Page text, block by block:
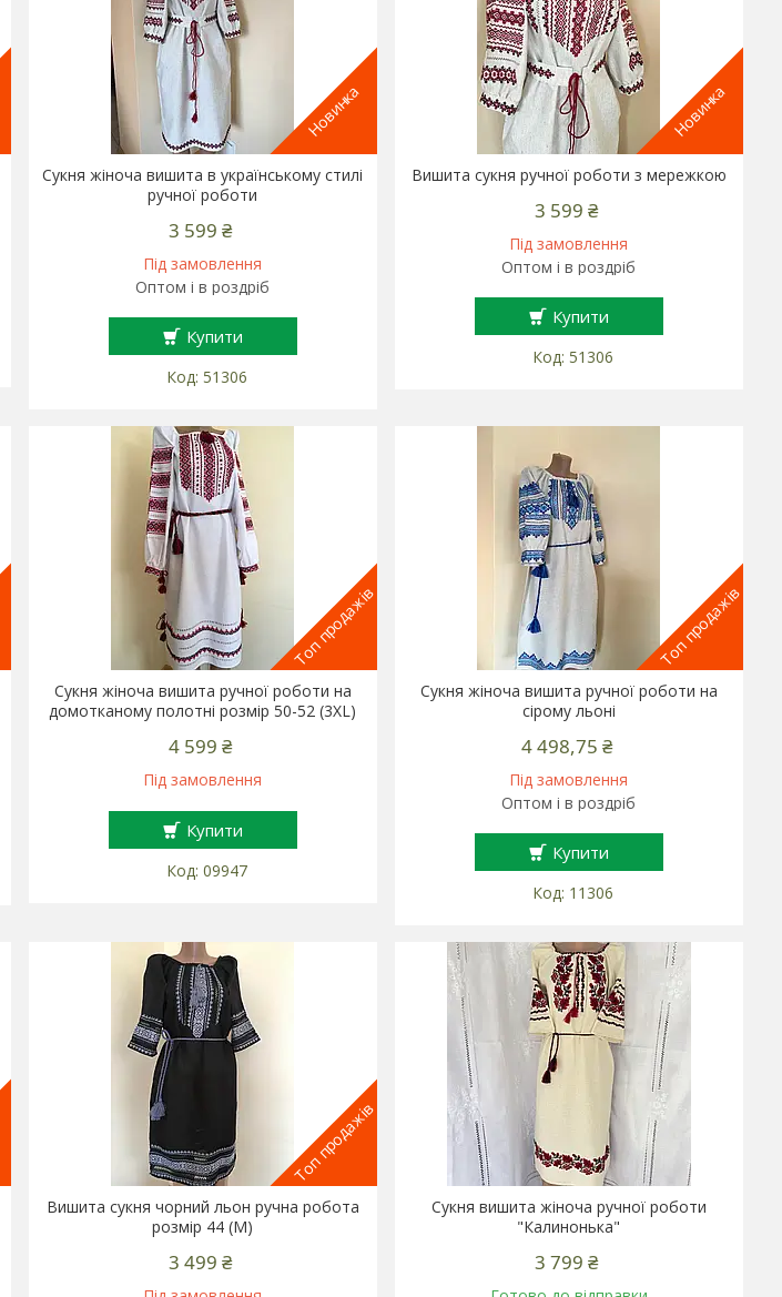
Новинка
Сукня жіноча вишита в українському стилі
ручної роботи
3 599 ₴
Під замовлення
Оптом і в роздріб
Купити
51306
Новинка
Вишита сукня ручної роботи з мережкою
3 599 ₴
Під замовлення
Оптом і в роздріб
Купити
51306
Топ продажів
Сукня жіноча вишита ручної роботи на
домотканому полотні розмір 50-52 (3XL)
4 599 ₴
Під замовлення
Купити
09947
Топ продажів
Сукня жіноча вишита ручної роботи на
сірому льоні
4 498,75 ₴
Під замовлення
Оптом і в роздріб
Купити
11306
Топ продажів
Вишита сукня чорний льон ручна робота
розмір 44 (M)
3 499 ₴
Сукня вишита жіноча ручної роботи
"Калинонька"
3 799 ₴